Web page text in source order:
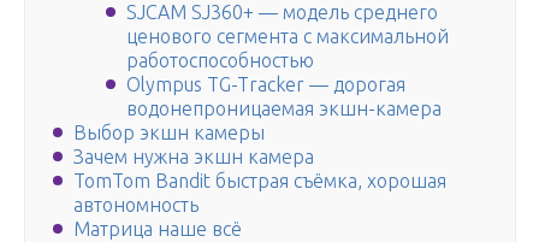
SJCAM SJ360+ — модель среднего
ценового сегмента с максимальной
работоспособностью
Olympus TG-Tracker — дорогая
водонепроницаемая экшн-камера
Выбор экшн камеры
Зачем нужна экшн камера
TomTom Bandit быстрая съёмка, хорошая
автономность
Матрица наше всё